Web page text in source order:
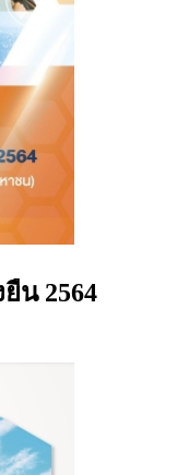
น 2564